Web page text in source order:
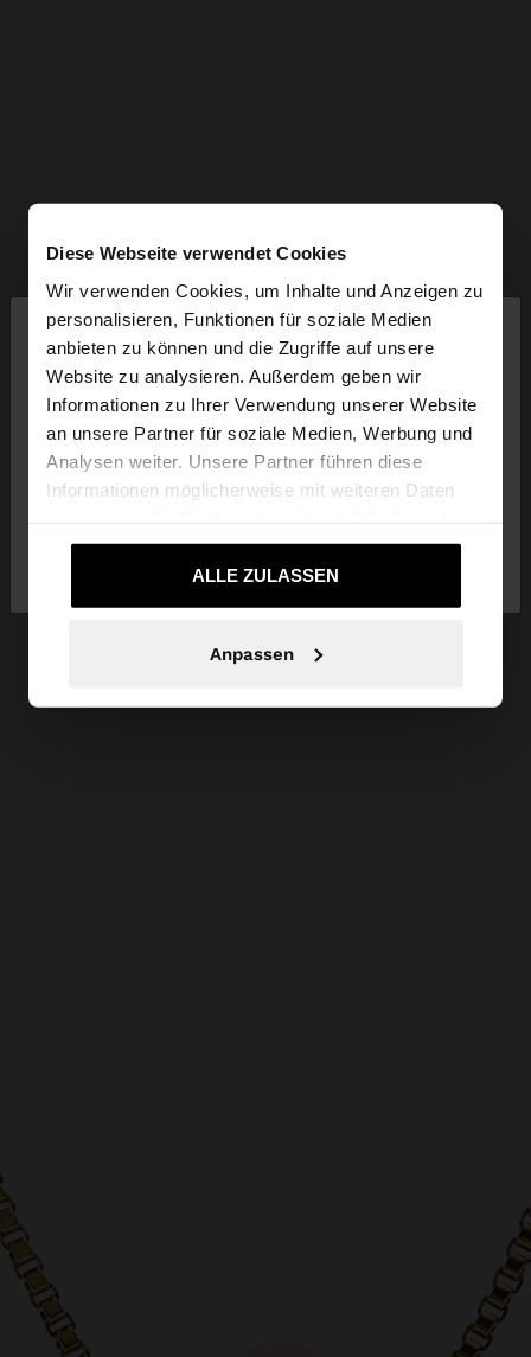
Diese Webseite verwendet Cookies
Wir verwenden Cookies, um Inhalte und Anzeigen zu
personalisieren, Funktionen für soziale Medien
anbieten zu können und die Zugriffe auf unsere
Website zu analysieren. Außerdem geben wir
Informationen zu Ihrer Verwendung unserer Website
an unsere Partner für soziale Medien, Werbung und
Analysen weiter. Unsere Partner führen diese
Informationen möglicherweise mit weiteren Daten
die sie im Rahmen Ihrer Nutzung der Dienste
gesammelt haben.ALLE ZULASSEN
Anpassen
hallo
Sie greifen von Luxembourg auf die Website zu.
Möchten Sie unsere United States Website
Luxembourg
Ja, bringen Sie mich
zu United States